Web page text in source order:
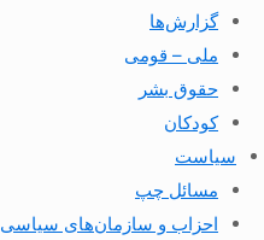
گزارش‌ها
ملی – قومی
حقوق بشر
کودکان
سیاست
مسائل چپ
احزاب و سازمان‌های سیاسی